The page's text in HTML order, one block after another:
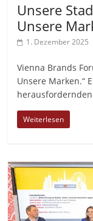
Unsere
Unsere
1. Dezember 2025
Vienna Brands
Unsere Marken.“
Weiterlesen